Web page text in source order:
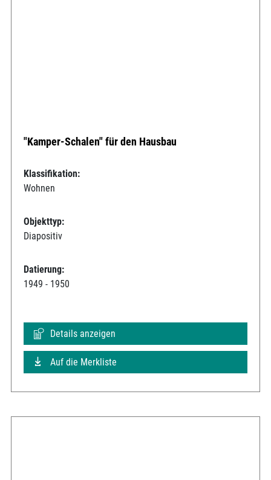
"Kamper-Schalen" für den Hausbau
Klassifikation:
Wohnen
Objekttyp:
Diapositiv
Datierung:
1949 - 1950
Details anzeigen
Auf die Merkliste